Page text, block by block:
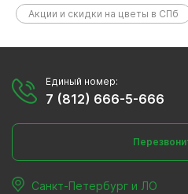
Акции и скидки на цветы в СПб
Единый номер:
7 (812) 666-5-666
Санкт-Петербург и ЛО